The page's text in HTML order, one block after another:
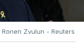
Ronen Zvulun - Reuters